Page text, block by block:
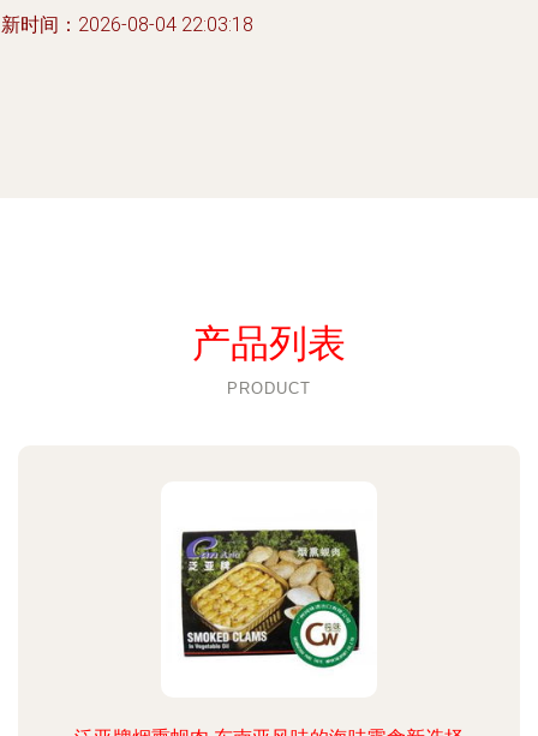
时间：2026-08-04 22:03:18
产品列表
PRODUCT